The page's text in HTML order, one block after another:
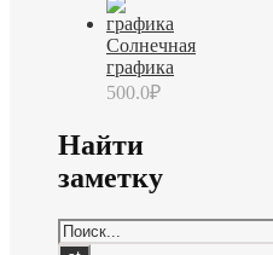
Солнечная
графика
500.0₽
Найти
заметку